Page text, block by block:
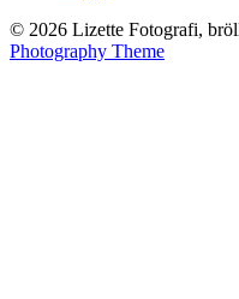
© 2026 Lizette Fotografi,
Photography Theme